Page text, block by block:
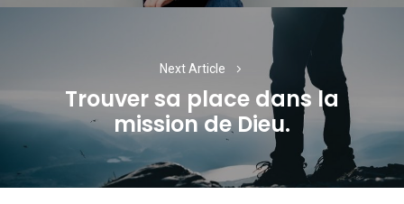
Next Article
Next
post:
Trouver sa place dans la
mission de Dieu.